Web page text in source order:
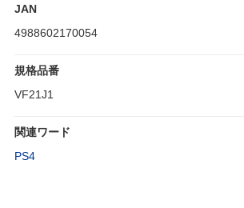
JAN
4988602170054
規格品番
VF21J1
関連ワード
PS4